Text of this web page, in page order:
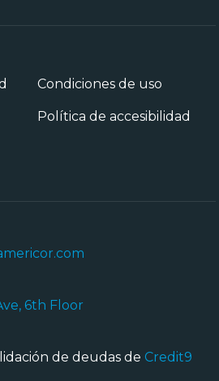
Condiciones de uso
Política de accesibilidad
6th Floor
de deudas de Credit9